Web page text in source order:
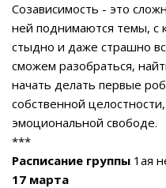
Созависимость - это
ней поднимаются темы, с
стыдно и даже страшно
сможем разобраться,
начать делать первые
собственной
эмоциональной свободе.
***
Расписание группы 1ая
17 марта